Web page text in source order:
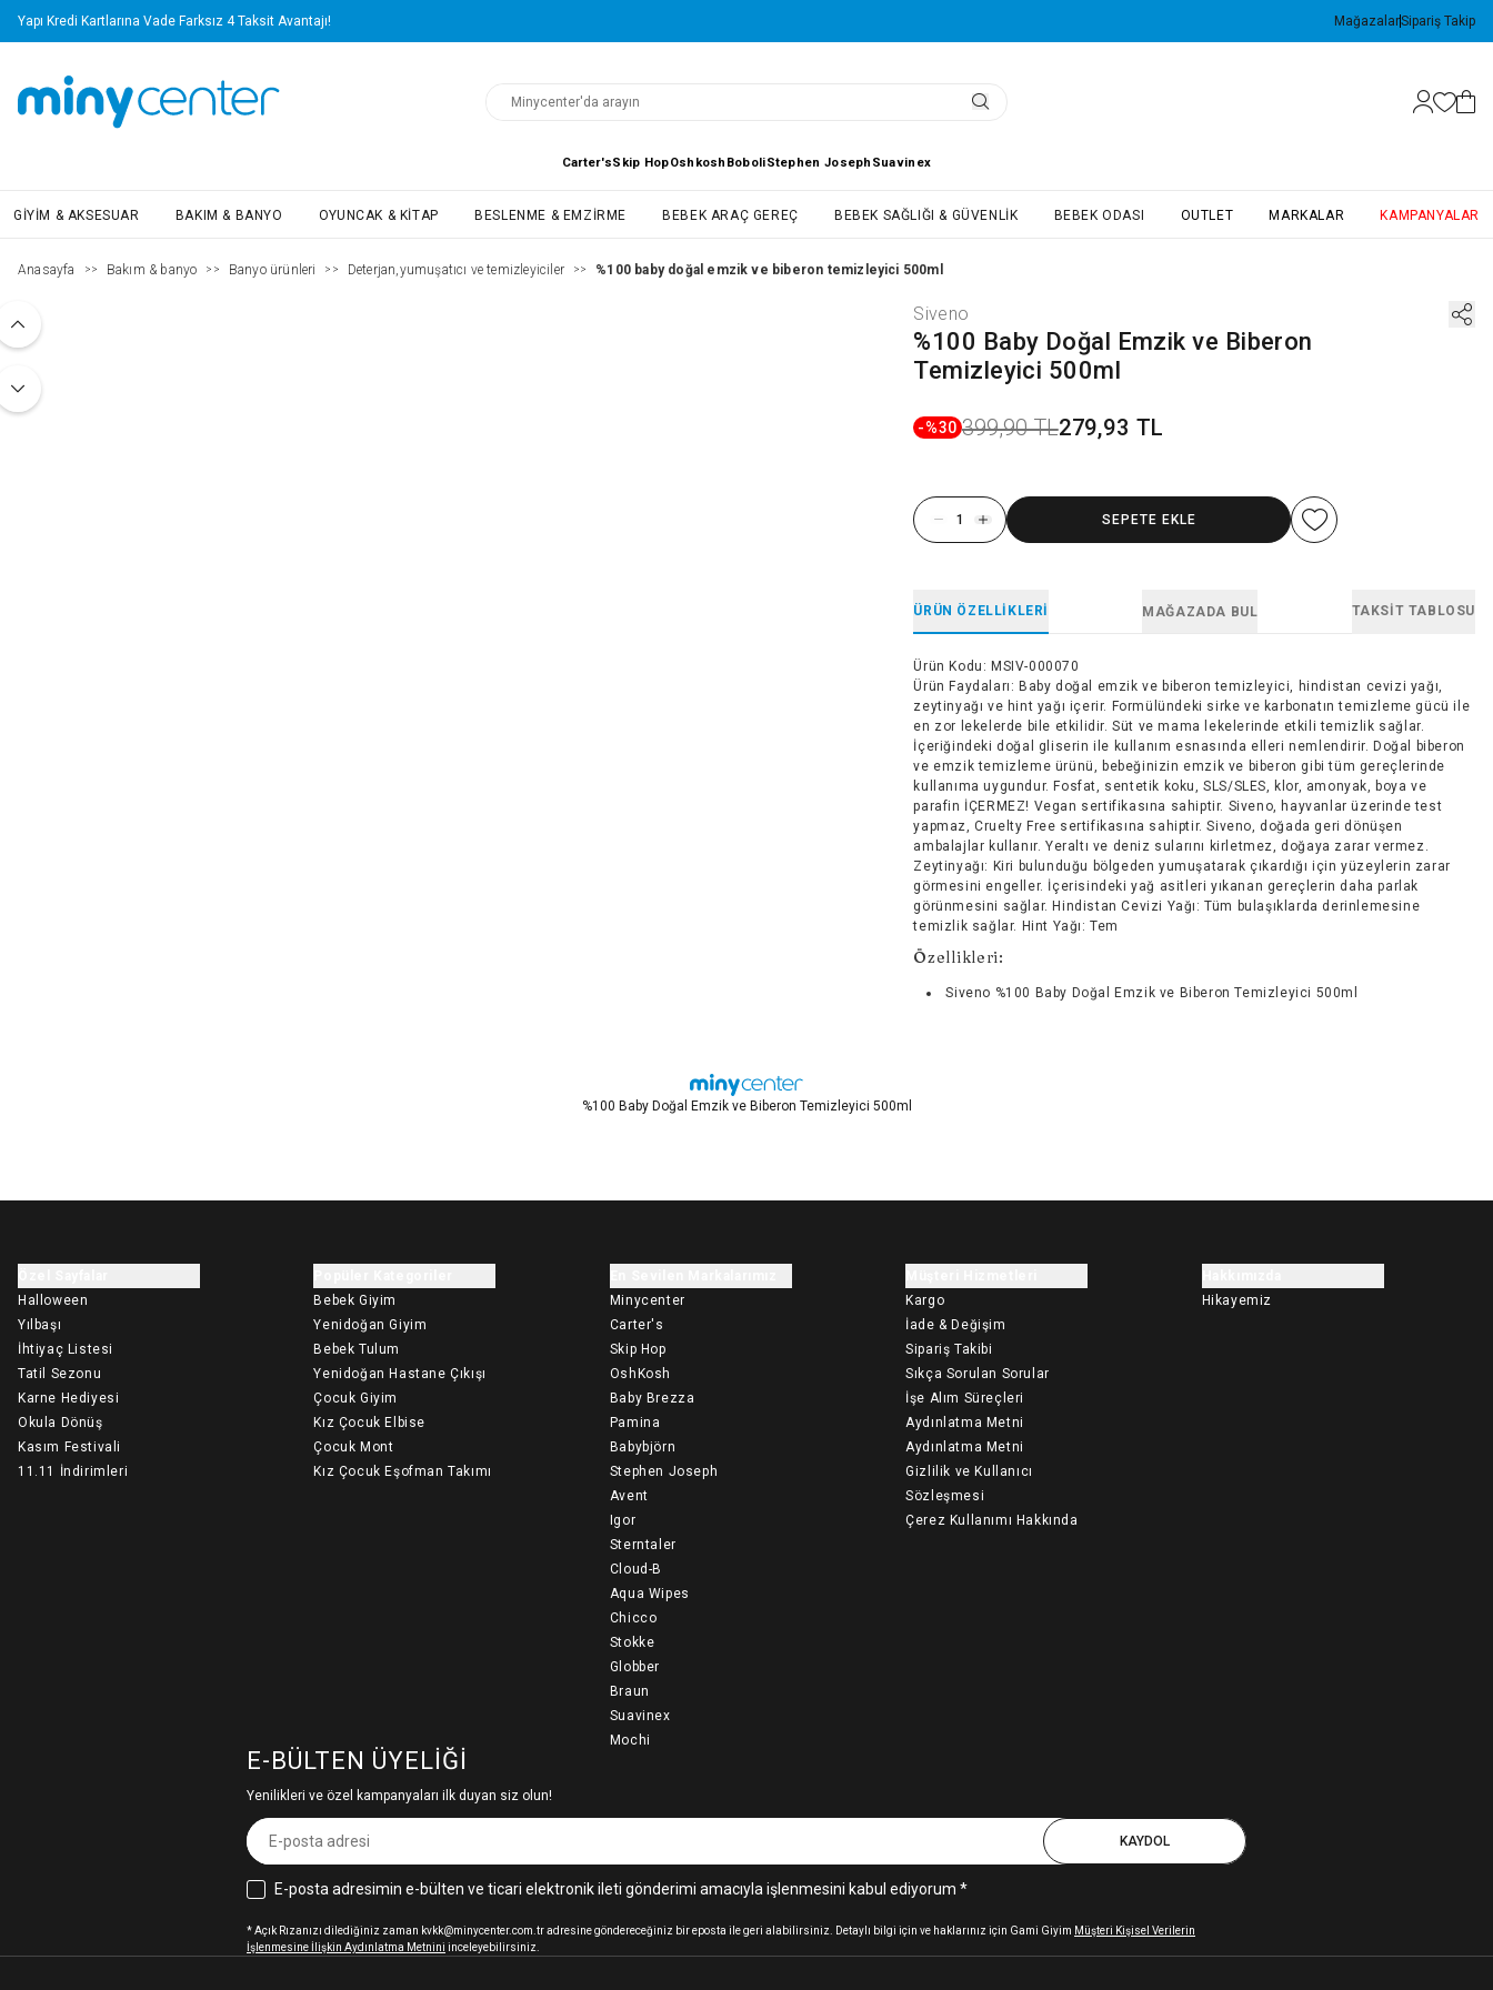
Yapı Kredi Kartlarına Vade Farksız 4 Taksit Avantajı! MağazalarSipariş Takip
Carter'sSkip HopOshkosh BoboliStephen Joseph Suavinex
GIYIM & AKSESUAR BAKIM & BANYO OYUNCAK & KITAP BESLENME & EMZIRME BEBEK ARAÇ GEREÇ BEBEK SAĞLIĞI & GÜVENLIK BEBEK ODASI OUTLET MARKALAR KAMPANYALAR
Anasayfa >> Bakım & banyo >> Banyo ürünleri >> Deterjan,yumuşatıcı ve temizleyiciler >> %100 baby doğal emzik ve biberon temizleyici 500ml
Siveno
%100 Baby Doğal Emzik ve Biberon
Temizleyici 500ml
-%30 399,90 TL279,93 TL
SEPETE EKLE
ÜRÜN ÖZELLIKLERI MAĞAZADA BUL TAKSIT TABLOSU
Ürün Kodu : MSIV-000070
Ürün Faydaları: Baby doğal emzik ve biberon temizleyici, hindistan cevizi yağı,
zeytinyağı ve hint yağı içerir. Formülündeki sirke ve karbonatın temizleme gücü ile
en zor lekelerde bile etkilidir. Süt ve mama lekelerinde etkili temizlik sağlar.
İçeriğindeki doğal gliserin ile kullanım esnasında elleri nemlendirir. Doğal biberon
ve emzik temizleme ürünü, bebeğinizin emzik ve biberon gibi tüm gereçlerinde
kullanıma uygundur. Fosfat, sentetik koku, SLS/SLES, klor, amonyak, boya ve
parafin İÇERMEZ! Vegan sertifikasına sahiptir. Siveno, hayvanlar üzerinde test
yapmaz, Cruelty Free sertifikasına sahiptir. Siveno, doğada geri dönüşen
ambalajlar kullanır. Yeraltı ve deniz sularını kirletmez, doğaya zarar vermez.
Zeytinyağı: Kiri bulunduğu bölgeden yumuşatarak çıkardığı için yüzeylerin zarar
görmesini engeller. İçerisindeki yağ asitleri yıkanan gereçlerin daha parlak
görünmesini sağlar. Hindistan Cevizi Yağı: Tüm bulaşıklarda derinlemesine
temizlik sağlar. Hint Yağı: Tem
Özellikleri:
Siveno %100 Baby Doğal Emzik ve Biberon Temizleyici 500ml
%100 Baby Doğal Emzik ve Biberon Temizleyici 500ml
Halloween
Yılbaşı
İhtiyaç Listesi
Tatil Sezonu
Karne Hediyesi
Okula Dönüş
Kasım Festivali
11.11 İndirimleri
Bebek Giyim
Yenidoğan Giyim
Bebek Tulum
Yenidoğan Hastane Çıkışı
Çocuk Giyim
Kız Çocuk Elbise
Çocuk Mont
Kız Çocuk Eşofman Takımı
Minycenter
Carter's
Skip Hop
OshKosh
Baby Brezza
Pamina
Babybjörn
Stephen Joseph
Avent
Igor
Sterntaler
Cloud-B
Aqua Wipes
Chicco
Stokke
Globber
Braun
Suavinex
Mochi
Kargo
İade & Değişim
Sipariş Takibi
Sıkça Sorulan Sorular
İşe Alım Süreçleri
Aydınlatma Metni
Aydınlatma Metni
Gizlilik ve Kullanıcı
Sözleşmesi
Çerez Kullanımı Hakkında
Hikayemiz
E-BÜLTEN ÜYELIĞI
Yenilikleri ve özel kampanyaları ilk duyan siz olun!
KAYDOL
E-posta adresimin e-bülten ve ticari elektronik ileti gönderimi amacıyla işlenmesini kabul ediyorum *
* Açık Rızanızı dilediğiniz zaman kvkk@minycenter.com.tr adresine göndereceğiniz bir eposta ile geri alabilirsiniz. Detaylı bilgi için ve haklarınız için Gami Giyim Müşteri Kişisel Verilerin
İşlenmesine İlişkin Aydınlatma Metnini inceleyebilirsiniz.